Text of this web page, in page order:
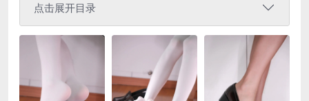
点击展开目录